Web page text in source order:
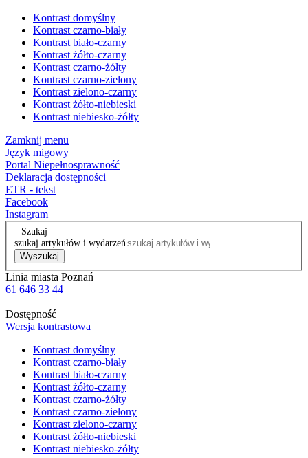
Kontrast domyślny
Kontrast czarno-biały
Kontrast biało-czarny
Kontrast żółto-czarny
Kontrast czarno-żółty
Kontrast czarno-zielony
Kontrast zielono-czarny
Kontrast żółto-niebieski
Kontrast niebiesko-żółty
Zamknij menu
Język migowy
Portal Niepełnosprawność
Deklaracja dostępności
ETR - tekst
Facebook
Instagram
Szukaj
szukaj artykułów i wydarzeń
Wyszukaj
Linia miasta Poznań
61 646 33 44
Dostępność
Wersja kontrastowa
Kontrast domyślny
Kontrast czarno-biały
Kontrast biało-czarny
Kontrast żółto-czarny
Kontrast czarno-żółty
Kontrast czarno-zielony
Kontrast zielono-czarny
Kontrast żółto-niebieski
Kontrast niebiesko-żółty